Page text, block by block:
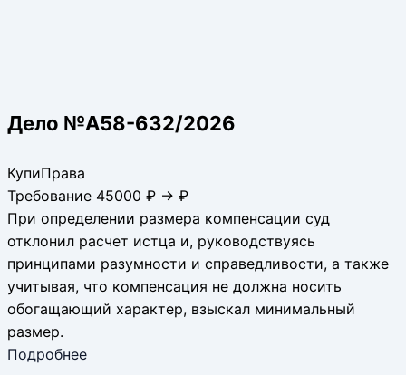
Дело №А58-632/2026
КупиПрава
Требование 45000 ₽ → ₽
При определении размера компенсации суд
отклонил расчет истца и, руководствуясь
принципами разумности и справедливости, а также
учитывая, что компенсация не должна носить
обогащающий характер, взыскал минимальный
размер.
Подробнее